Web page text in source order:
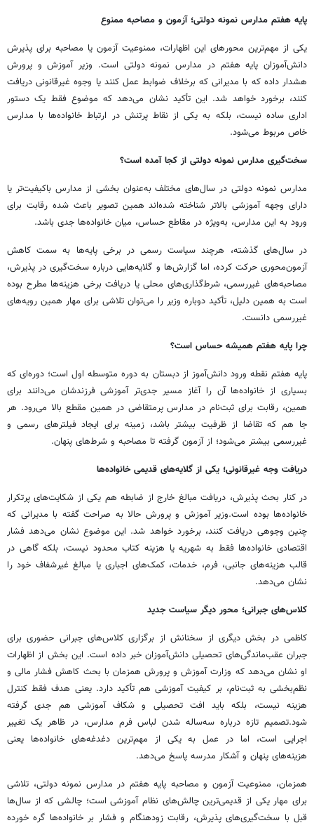
پایه هفتم مدارس نمونه دولتی؛ آزمون و مصاحبه ممنوع
یکی از مهم‌ترین محورهای این اظهارات، ممنوعیت آزمون یا مصاحبه برای پذیرش
دانش‌آموزان پایه هفتم در مدارس نمونه دولتی است. وزیر آموزش و پرورش
هشدار داده که با مدیرانی که برخلاف ضوابط عمل کنند یا وجوه غیرقانونی دریافت
کنند، برخورد خواهد شد. این تأکید نشان می‌دهد که موضوع فقط یک دستور
اداری ساده نیست، بلکه به یکی از نقاط پرتنش در ارتباط خانواده‌ها با مدارس
خاص مربوط می‌شود.
سخت‌گیری مدارس نمونه دولتی از کجا آمده است؟
مدارس نمونه دولتی در سال‌های مختلف به‌عنوان بخشی از مدارس باکیفیت‌تر یا
دارای وجهه آموزشی بالاتر شناخته شده‌اند همین تصویر باعث شده رقابت برای
ورود به این مدارس، به‌ویژه در مقاطع حساس، میان خانواده‌ها جدی باشد.
در سال‌های گذشته، هرچند سیاست رسمی در برخی پایه‌ها به سمت کاهش
آزمون‌محوری حرکت کرده، اما گزارش‌ها و گلایه‌هایی درباره سخت‌گیری در پذیرش،
مصاحبه‌های غیررسمی، شرط‌گذاری‌های محلی یا دریافت برخی هزینه‌ها مطرح بوده
است به همین دلیل، تأکید دوباره وزیر را می‌توان تلاشی برای مهار همین رویه‌های
غیررسمی دانست.
چرا پایه هفتم همیشه حساس است؟
پایه هفتم نقطه ورود دانش‌آموز از دبستان به دوره متوسطه اول است؛ دوره‌ای که
بسیاری از خانواده‌ها آن را آغاز مسیر جدی‌تر آموزشی فرزندشان می‌دانند برای
همین، رقابت برای ثبت‌نام در مدارس پرمتقاضی در همین مقطع بالا می‌رود. هر
جا هم که تقاضا از ظرفیت بیشتر باشد، زمینه برای ایجاد فیلترهای رسمی و
غیررسمی بیشتر می‌شود؛ از آزمون گرفته تا مصاحبه و شرط‌های پنهان.
دریافت وجه غیرقانونی؛ یکی از گلایه‌های قدیمی خانواده‌ها
در کنار بحث پذیرش، دریافت مبالغ خارج از ضابطه هم یکی از شکایت‌های پرتکرار
خانواده‌ها بوده است.وزیر آموزش و پرورش حالا به صراحت گفته با مدیرانی که
چنین وجوهی دریافت کنند، برخورد خواهد شد. این موضوع نشان می‌دهد فشار
اقتصادی خانواده‌ها فقط به شهریه یا هزینه کتاب محدود نیست، بلکه گاهی در
قالب هزینه‌های جانبی، فرم، خدمات، کمک‌های اجباری یا مبالغ غیرشفاف خود را
نشان می‌دهد.
کلاس‌های جبرانی؛ محور دیگر سیاست جدید
کاظمی در بخش دیگری از سخنانش از برگزاری کلاس‌های جبرانی حضوری برای
جبران عقب‌ماندگی‌های تحصیلی دانش‌آموزان خبر داده است. این بخش از اظهارات
او نشان می‌دهد که وزارت آموزش و پرورش همزمان با بحث کاهش فشار مالی و
نظم‌بخشی به ثبت‌نام، بر کیفیت آموزشی هم تأکید دارد. یعنی هدف فقط کنترل
هزینه نیست، بلکه باید افت تحصیلی و شکاف آموزشی هم جدی گرفته
شود.تصمیم تازه درباره سه‌ساله شدن لباس فرم مدارس، در ظاهر یک تغییر
اجرایی است، اما در عمل به یکی از مهم‌ترین دغدغه‌های خانواده‌ها یعنی
هزینه‌های پنهان و آشکار مدرسه پاسخ می‌دهد.
همزمان، ممنوعیت آزمون و مصاحبه پایه هفتم در مدارس نمونه دولتی، تلاشی
برای مهار یکی از قدیمی‌ترین چالش‌های نظام آموزشی است؛ چالشی که از سال‌ها
قبل با سخت‌گیری‌های پذیرش، رقابت زودهنگام و فشار بر خانواده‌ها گره خورده